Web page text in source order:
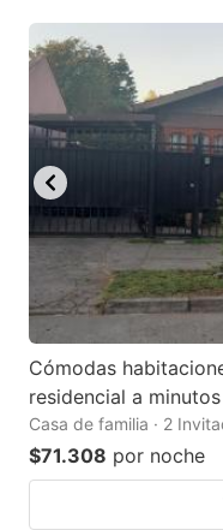
Cómodas
residencial a
Casa de familia · 2
$71.308 por noche